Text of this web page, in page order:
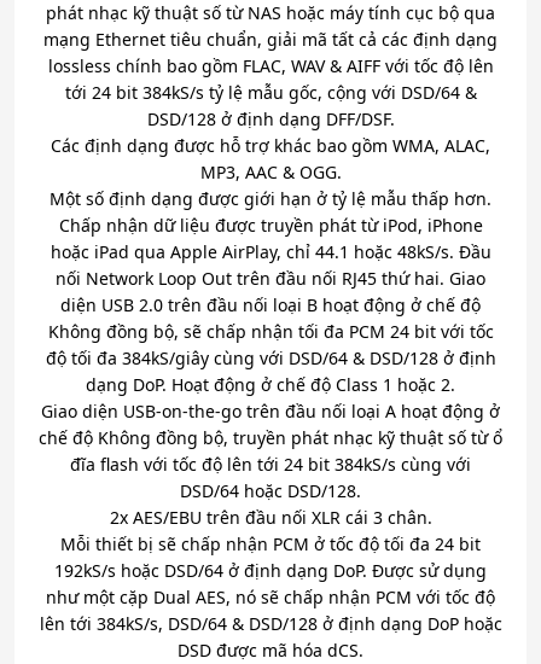
phát nhạc kỹ thuật số từ NAS hoặc máy tính cục bộ qua
mạng Ethernet tiêu chuẩn, giải mã tất cả các định dạng
lossless chính bao gồm FLAC, WAV & AIFF với tốc độ lên
tới 24 bit 384kS/s tỷ lệ mẫu gốc, cộng với DSD/64 &
DSD/128 ở định dạng DFF/DSF.
Các định dạng được hỗ trợ khác bao gồm WMA, ALAC,
MP3, AAC & OGG.
Một số định dạng được giới hạn ở tỷ lệ mẫu thấp hơn.
Chấp nhận dữ liệu được truyền phát từ iPod, iPhone
hoặc iPad qua Apple AirPlay, chỉ 44.1 hoặc 48kS/s. Đầu
nối Network Loop Out trên đầu nối RJ45 thứ hai. Giao
diện USB 2.0 trên đầu nối loại B hoạt động ở chế độ
Không đồng bộ, sẽ chấp nhận tối đa PCM 24 bit với tốc
độ tối đa 384kS/giây cùng với DSD/64 & DSD/128 ở định
dạng DoP. Hoạt động ở chế độ Class 1 hoặc 2.
Giao diện USB-on-the-go trên đầu nối loại A hoạt động ở
chế độ Không đồng bộ, truyền phát nhạc kỹ thuật số từ ổ
đĩa flash với tốc độ lên tới 24 bit 384kS/s cùng với
DSD/64 hoặc DSD/128.
2x AES/EBU trên đầu nối XLR cái 3 chân.
Mỗi thiết bị sẽ chấp nhận PCM ở tốc độ tối đa 24 bit
192kS/s hoặc DSD/64 ở định dạng DoP. Được sử dụng
như một cặp Dual AES, nó sẽ chấp nhận PCM với tốc độ
lên tới 384kS/s, DSD/64 & DSD/128 ở định dạng DoP hoặc
DSD được mã hóa dCS.